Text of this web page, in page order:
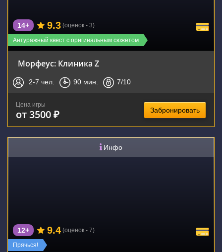
Антуражный квест с оригинальным сюжетом
14+ 9.3 (оценок - 3)
Морфеус: Клиника Z
2-7 чел. 90 мин. 7/10
Цена игры
от 3500 ₽ Забронировать
Инфо
Прячься!
12+ 9.4 (оценок - 7)